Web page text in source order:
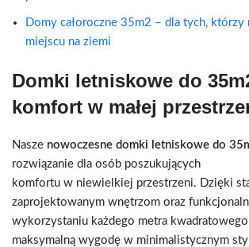
Domy całoroczne 35m2 – dla tych, którzy
miejscu na ziemi
Domki letniskowe do
komfort w małej
Nasze nowoczesne domki letniskowe do
rozwiązanie dla osób poszukujących
komfortu w niewielkiej przestrzeni. Dzięki
zaprojektowanym wnętrzom oraz
wykorzystaniu każdego metra
maksymalną wygodę w minimalistycznym